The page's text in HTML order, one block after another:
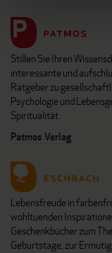
Stillen Sie Ihren
interessante und
Ratgeber zu
Psychologie und
Spiritualität.
Patmos Verlag
Lebensfreude in
wohltuenden
Geschenkbücher zum
Geburtstage, zur